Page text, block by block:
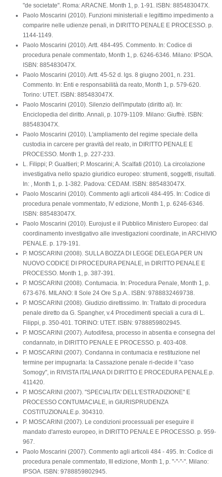
"de societate". Roma: ARACNE. Month 1, p. 1-91. ISBN: 885483047X.
Paolo Moscarini (2010). Funzioni ministeriali e legittimo impedimento a
comparire nelle udienze penali, in DIRITTO PENALE E PROCESSO. p.
1144-1149.
Paolo Moscarini (2010). Artt. 484-495. Commento. In: Codice di
procedura penale commentato, Month 1, p. 6246-6346. Milano: IPSOA.
ISBN: 885483047X.
Paolo Moscarini (2010). Artt. 45-52 d. lgs. 8 giugno 2001, n. 231.
Commento. In: Enti e responsabilità da reato, Month 1, p. 579-620.
Torino: UTET. ISBN: 885483047X.
Paolo Moscarini (2010). Silenzio dell'imputato (diritto al). In:
Enciclopedia del diritto. Annali, p. 1079-1109. Milano: Giuffrè. ISBN:
885483047X.
Paolo Moscarini (2010). L'ampliamento del regime speciale della
custodia in carcere per gravità del reato, in DIRITTO PENALE E
PROCESSO. Month 1, p. 227-233.
L. Filippi; P. Gualtieri; P. Moscarini; A. Scalfati (2010). La circolazione
investigativa nello spazio giuridico europeo: strumenti, soggetti, risultati.
In: , Month 1, p. 1-382. Padova: CEDAM. ISBN: 885483047X.
Paolo Moscarini (2010). Commento agli articoli 484-495. In: Codice di
procedura penale vommentato, IV edizione, Month 1, p. 6246-6346.
ISBN: 885483047X.
Paolo Moscarini (2010). Eurojust e il Pubblico Ministero Europeo: dal
coordinamento investigativo alle investigazioni coordinate, in ARCHIVIO
PENALE. p. 179-191.
P. MOSCARINI (2008). SULLA BOZZA DI LEGGE DELEGA PER UN
NUOVO CODICE DI PROCEDURA PENALE, in DIRITTO PENALE E
PROCESSO. Month 1, p. 387-391.
P. MOSCARINI (2008). Contumacia. In: Procedura Penale, Month 1, p.
673-676. MILANO: Il Sole 24 Ore S.p.A.. ISBN: 9788832469738.
P. MOSCARINI (2008). Giudizio direttissimo. In: Trattato di procedura
penale diretto da G. Spangher, v.4 Procedimenti speciali a cura di L.
Filippi, p. 350-401. TORINO: UTET. ISBN: 9788859802945.
P. MOSCARINI (2007). Autodifesa, processo in absentia e consegna del
condannato, in DIRITTO PENALE E PROCESSO. p. 403-408.
P. MOSCARINI (2007). Condanna in contumacia e restituzione nel
termine per impugnarla: la Cassazione penale ri-decide il "caso
Somogy", in RIVISTA ITALIANA DI DIRITTO E PROCEDURA PENALE.p.
411420.
P. MOSCARINI (2007). "SPECIALITA' DELL'ESTRADIZIONE" E
PROCESSO CONTUMACIALE, in GIURISPRUDENZA
COSTITUZIONALE.p. 304310.
P. MOSCARINI (2007). Le condizioni processuali per eseguire il
mandato d'arresto europeo, in DIRITTO PENALE E PROCESSO. p. 959-
967.
Paolo Moscarini (2007). Commento agli articoli 484 - 495. In: Codice di
procedura penale commentato, III edizione, Month 1, p. "-"-"-". Milano:
IPSOA. ISBN: 9788859802945.